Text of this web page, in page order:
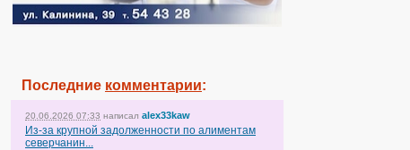
Последние комментарии:
20.06.2026 07:33 написал alex33kaw
Из-за крупной задолженности по алиментам
северчанин...